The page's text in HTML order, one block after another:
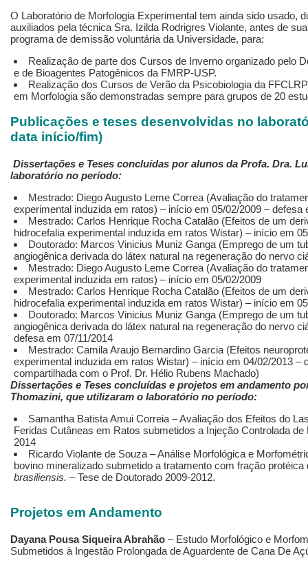
O Laboratório de Morfologia Experimental tem ainda sido usado,
auxiliados pela técnica Sra. Izilda Rodrigres Violante, antes de
programa de demissão voluntária da Universidade, para:
Realização de parte dos Cursos de Inverno organizado pelo
e de Bioagentes Patogênicos da FMRP-USP.
Realização dos Cursos de Verão da Psicobiologia da
em Morfologia são demonstradas sempre para grupos de 20
Publicações e teses desenvolvidas no
data início/fim)
Dissertações e Teses concluídas por alunos da Profa. Dra.
laboratório no período:
Mestrado: Diego Augusto Leme Correa (Avaliação do
experimental induzida em ratos) – início em 05/02/2009 – defesa
Mestrado: Carlos Henrique Rocha Catalão (Efeitos de um
hidrocefalia experimental induzida em ratos Wistar) – início em
Doutorado: Marcos Vinicius Muniz Ganga (Emprego de um
angiogênica derivada do látex natural na regeneração do nervo
Mestrado: Diego Augusto Leme Correa (Avaliação do
experimental induzida em ratos) – início em 05/02/2009
Mestrado: Carlos Henrique Rocha Catalão (Efeitos de um
hidrocefalia experimental induzida em ratos Wistar) – início em
Doutorado: Marcos Vinicius Muniz Ganga (Emprego de um
angiogênica derivada do látex natural na regeneração do nervo
defesa em 07/11/2014
Mestrado: Camila Araujo Bernardino Garcia (Efeitos
experimental induzida em ratos Wistar) – início em 04/02/2013 –
compartilhada com o Prof. Dr. Hélio Rubens Machado)
Dissertações e Teses concluídas e projetos em andamento
Thomazini, que utilizaram o laboratório no período:
Samantha Batista Amui Correia – Avaliação dos Efeitos do
Feridas Cutâneas em Ratos submetidos a Injeção Controlada
2014
Ricardo Violante de Souza – Análise Morfológica e
bovino mineralizado submetido a tratamento com fração
brasiliensis. – Tese de Doutorado 2009-2012.
Projetos em Andamento
Dayana Pousa Siqueira Abrahão – Estudo Morfológico e
Submetidos à Ingestão Prolongada de Aguardente de Cana De